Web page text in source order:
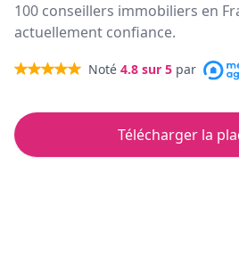
100 conseillers immobiliers en
actuellement confiance.
Noté 4.8 sur 5 par
Télécharger la